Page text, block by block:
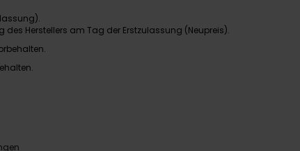
Herstellers am Tag der Erstzulassung (Neupreis).